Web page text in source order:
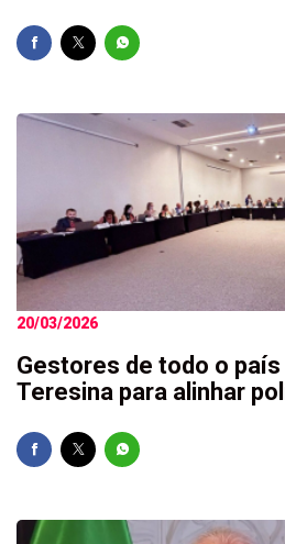
20/03/2026
Gestores de todo o
Teresina para alinhar